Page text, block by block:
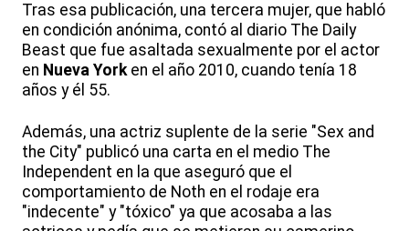
Tras esa publicación, una tercera mujer, que habló
en condición anónima, contó al diario The Daily
Beast que fue asaltada sexualmente por el actor
en Nueva Yorken el año 2010, cuando tenía 18
años y él 55.
Además, una actriz suplente de la serie "Sex and
the City" publicó una carta en el medio The
Independent en la que aseguró que el
comportamiento de Noth en el rodaje era
"indecente" y "tóxico" ya que acosaba a las